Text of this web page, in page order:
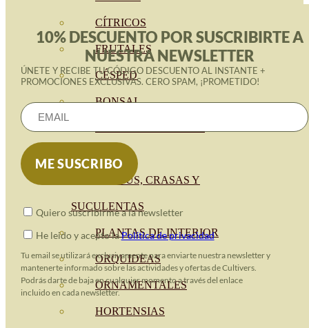
CÍTRICOS
FRUTALES
CÉSPED
BONSAI
CACTUS, CRASAS Y
SUCULENTAS
PLANTAS DE INTERIOR
ORQUIDEAS
ORNAMENTALES
HORTENSIAS
10% DESCUENTO POR SUSCRIBIRTE A
NUESTRA NEWSLETTER
ÚNETE Y RECIBE TU CÓDIGO DESCUENTO AL INSTANTE +
PROMOCIONES EXCLUSIVAS. CERO SPAM, ¡PROMETIDO!
Quiero suscribirme a la newsletter
He leido y acepto laPolítica de privacidad
Tu email se utilizará exclusivamente para enviarte nuestra newsletter y
mantenerte informado sobre las actividades y ofertas de Cultivers.
Podrás darte de baja en cualquier momento a través del enlace
incluido en cada newsletter.